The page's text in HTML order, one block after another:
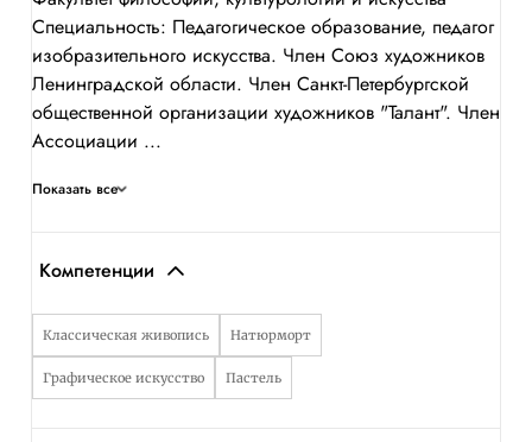
Специальность: Педагогическое образование, педагог
изобразительного искусства. Член Союз художников
Ленинградской области. Член Санкт-Петербургской
общественной организации художников "Талант". Член
Ассоциации ...
Показать все
Компетенции
Классическая живопись Натюрморт
Графическое искусство Пастель